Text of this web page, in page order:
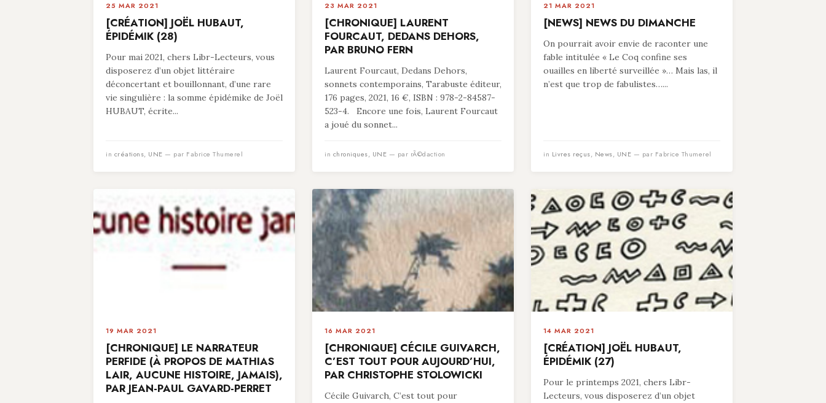
25 MAR 2021
[CRÉATION] JOËL HUBAUT,
ÉPIDÉMIK (28)
Pour mai 2021, chers Libr-Lecteurs, vous
disposerez d’un objet littéraire
déconcertant et bouillonnant, d’une rare
vie singulière : la somme épidémike de Joël
HUBAUT, écrite...
in créations, UNE — par Fabrice Thumerel
23 MAR 2021
[CHRONIQUE] LAURENT
FOURCAUT, DEDANS DEHORS,
PAR BRUNO FERN
Laurent Fourcaut, Dedans Dehors,
sonnets contemporains, Tarabuste éditeur,
176 pages, 2021, 16 €, ISBN : 978-2-84587-
523-4. Encore une fois, Laurent Fourcaut
a joué du sonnet...
in chroniques, UNE — par rÃ©daction
21 MAR 2021
[NEWS] NEWS DU DIMANCHE
On pourrait avoir envie de raconter une
fable intitulée « Le Coq confine ses
ouailles en liberté surveillée »… Mais las, il
n’est que trop de fabulistes…...
in Livres reçus, News, UNE — par Fabrice Thumerel
19 MAR 2021
[CHRONIQUE] LE NARRATEUR
PERFIDE (À PROPOS DE MATHIAS
LAIR, AUCUNE HISTOIRE, JAMAIS),
PAR JEAN-PAUL GAVARD-PERRET
16 MAR 2021
[CHRONIQUE] CÉCILE GUIVARCH,
C’EST TOUT POUR AUJOURD’HUI,
PAR CHRISTOPHE STOLOWICKI
Cécile Guivarch, C’est tout pour
14 MAR 2021
[CRÉATION] JOËL HUBAUT,
ÉPIDÉMIK (27)
Pour le printemps 2021, chers Libr-
Lecteurs, vous disposerez d’un objet